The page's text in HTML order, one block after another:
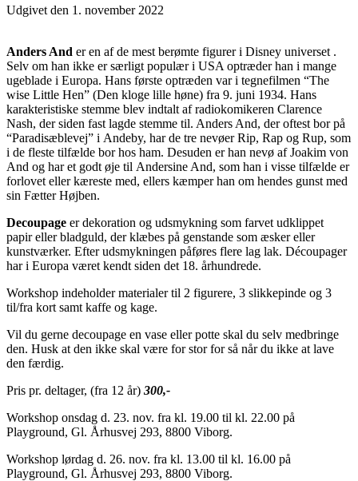
Udgivet den 1. november 2022
Anders And er en af de mest berømte figurer i Disney universet .
Selv om han ikke er særligt populær i USA optræder han i mange
ugeblade i Europa. Hans første optræden var i tegnefilmen “The
wise Little Hen” (Den kloge lille høne) fra 9. juni 1934. Hans
karakteristiske stemme blev indtalt af radiokomikeren Clarence
Nash, der siden fast lagde stemme til. Anders And, der oftest bor på
“Paradisæblevej” i Andeby, har de tre nevøer Rip, Rap og Rup, som
i de fleste tilfælde bor hos ham. Desuden er han nevø af Joakim von
And og har et godt øje til Andersine And, som han i visse tilfælde er
forlovet eller kæreste med, ellers kæmper han om hendes gunst med
sin Fætter Højben.
Decoupage er dekoration og udsmykning som farvet udklippet
papir eller bladguld, der klæbes på genstande som æsker eller
kunstværker. Efter udsmykningen påføres flere lag lak. Découpager
har i Europa været kendt siden det 18. århundrede.
Workshop indeholder materialer til 2 figurere, 3 slikkepinde og 3
til/fra kort samt kaffe og kage.
Vil du gerne decoupage en vase eller potte skal du selv medbringe
den. Husk at den ikke skal være for stor for så når du ikke at lave
den færdig.
Pris pr. deltager, (fra 12 år) 300,-
Workshop onsdag d. 23. nov. fra kl. 19.00 til kl. 22.00 på
Playground, Gl. Århusvej 293, 8800 Viborg.
Workshop lørdag d. 26. nov. fra kl. 13.00 til kl. 16.00 på
Playground, Gl. Århusvej 293, 8800 Viborg.